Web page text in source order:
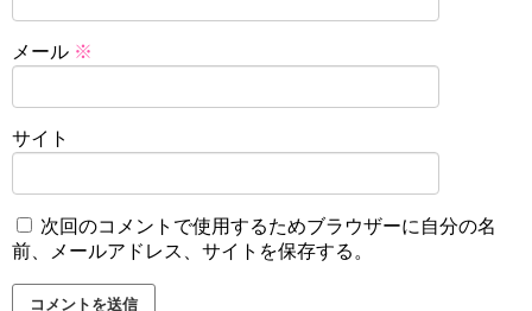
メール ※
サイト
次回のコメントで使用するためブラウザーに自分の名
前、メールアドレス、サイトを保存する。